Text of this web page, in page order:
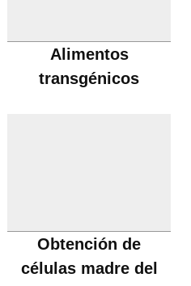
Alimentos
transgénicos
Obtención de
células madre del